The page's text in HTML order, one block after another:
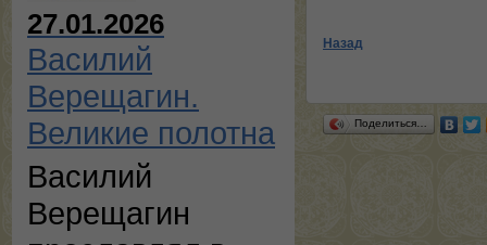
27.01.2026
Василий
Верещагин.
Великие полотна
Василий
Верещагин
Назад
Поделиться…